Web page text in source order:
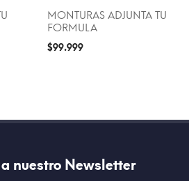
MONTURAS ADJUNTA TU
FORMULA
$99.999
nuestro Newsletter